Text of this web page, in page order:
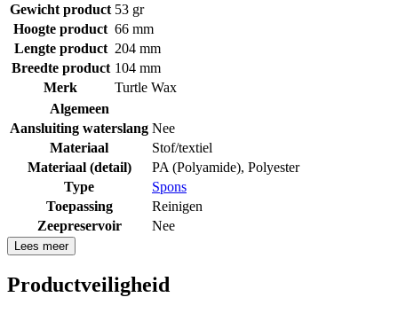
Gewicht product 53 gr
Hoogte product 66 mm
Lengte product 204 mm
Breedte product 104 mm
Merk
Turtle Wax
Algemeen
Aansluiting waterslang Nee
Materiaal
Stof/textiel
Materiaal (detail)
PA (Polyamide), Polyester
Type
Spons
Toepassing
Reinigen
Zeepreservoir
Nee
Lees meer
Productveiligheid